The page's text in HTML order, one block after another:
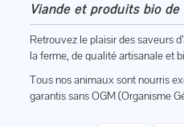
Viande et produits bio
Retrouvez le plaisir des saveurs
la ferme, de qualité artisanale et
Tous nos animaux sont nourris
garantis sans OGM (Organisme